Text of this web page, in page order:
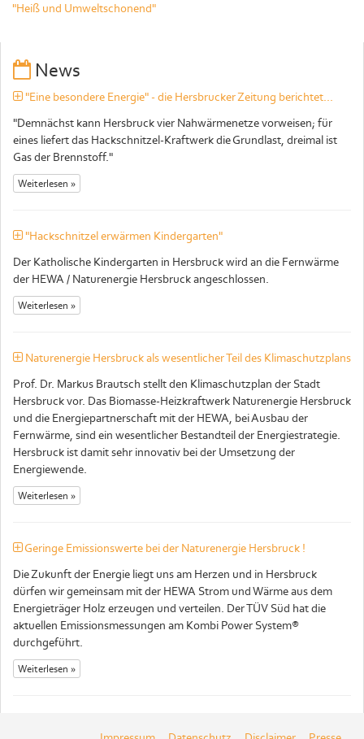
"Heiß und Umweltschonend"
News
"Eine besondere Energie" - die Hersbrucker Zeitung berichtet...
"Demnächst kann Hersbruck vier Nahwärmenetze vorweisen; für
eines liefert das Hackschnitzel-Kraftwerk die Grundlast, dreimal ist
Gas der Brennstoff."
Weiterlesen »
"Hackschnitzel erwärmen Kindergarten"
Der Katholische Kindergarten in Hersbruck wird an die Fernwärme
der HEWA / Naturenergie Hersbruck angeschlossen.
Weiterlesen »
Naturenergie Hersbruck als wesentlicher Teil des Klimaschutzplans
Prof. Dr. Markus Brautsch stellt den Klimaschutzplan der Stadt
Hersbruck vor. Das Biomasse-Heizkraftwerk Naturenergie Hersbruck
und die Energiepartnerschaft mit der HEWA, bei Ausbau der
Fernwärme, sind ein wesentlicher Bestandteil der Energiestrategie.
Hersbruck ist damit sehr innovativ bei der Umsetzung der
Energiewende.
Weiterlesen »
Geringe Emissionswerte bei der Naturenergie Hersbruck !
Die Zukunft der Energie liegt uns am Herzen und in Hersbruck
dürfen wir gemeinsam mit der HEWA Strom und Wärme aus dem
Energieträger Holz erzeugen und verteilen. Der TÜV Süd hat die
aktuellen Emissionsmessungen am Kombi Power System®
durchgeführt.
Weiterlesen »